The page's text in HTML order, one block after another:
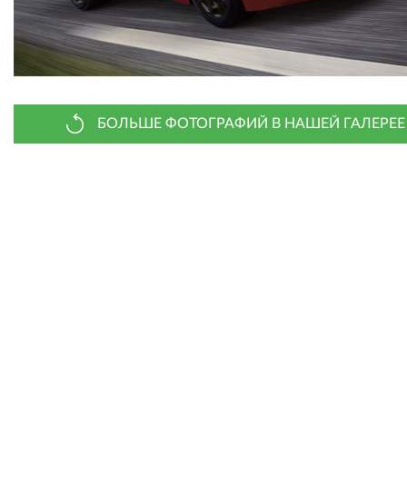
БОЛЬШЕ ФОТОГРАФИЙ В НАШЕЙ ГАЛЕРЕЕ